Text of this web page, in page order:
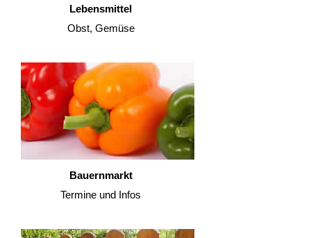
Lebensmittel
Obst, Gemüse
Bauernmarkt
Termine und Infos